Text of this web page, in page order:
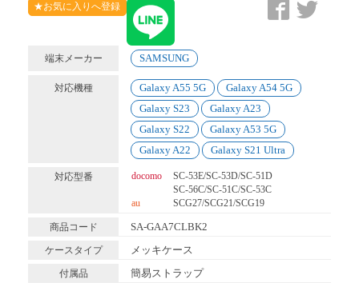
★お気に入りへ登録
端末メーカー SAMSUNG
対応機種 Galaxy A55 5G
Galaxy A54 5G
Galaxy S23
Galaxy A23
Galaxy S22
Galaxy A53 5G
Galaxy A22
Galaxy S21 Ultra
対応型番 docomo
SC-53E/SC-53D/SC-51D
SC-56C/SC-51C/SC-53C
au
SCG27/SCG21/SCG19
商品コード SA-GAA7CLBK2
ケースタイプ メッキケース
付属品 簡易ストラップ